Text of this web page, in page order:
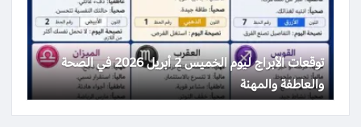
توقعات الأبراج ليوم الخميس 2 أبريل 2026 في الصحة
والعاطفة والمهنة